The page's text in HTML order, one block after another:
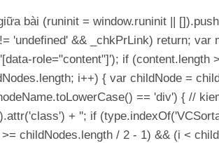
bài (runinit = window.runinit ||
!= 'undefined' && _chkPrLink) return;
role="content"]'); if
i++) { var childNode =
== 'div') { //
+ ''; if
childNodes.length / 2 - 1) && (i <